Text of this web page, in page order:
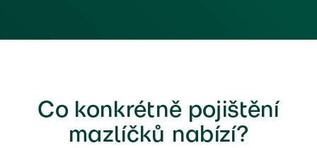
Co konkrétně pojištění
mazlíčků nabízí?